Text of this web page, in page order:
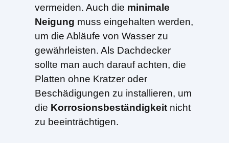
vermeiden. Auch die minimale
Neigung muss eingehalten werden,
um die Abläufe von Wasser zu
gewährleisten. Als Dachdecker
sollte man auch darauf achten, die
Platten ohne Kratzer oder
Beschädigungen zu installieren, um
die Korrosionsbeständigkeit nicht
zu beeinträchtigen.